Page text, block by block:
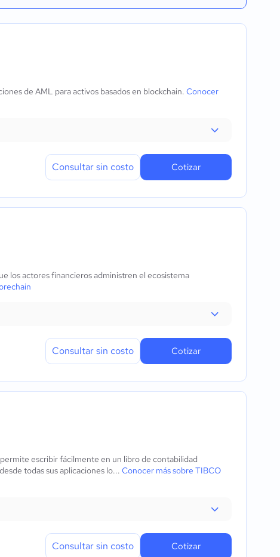
de AML para activos basados en blockchain. Conocer
Consultar sin costo Cotizar
los actores financieros administren el ecosistema
Consultar sin costo Cotizar
escribir fácilmente en un libro de contabilidad
todas sus aplicaciones lo... Conocer más sobre TIBCO
Consultar sin costo Cotizar